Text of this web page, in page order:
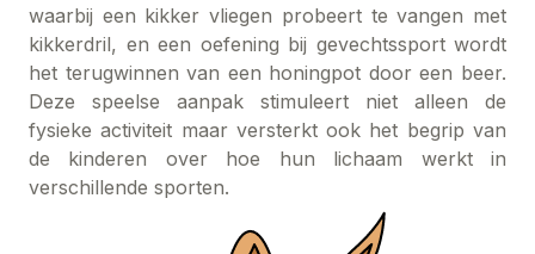
waarbij een kikker vliegen probeert te vangen met
kikkerdril, en een oefening bij gevechtssport wordt
het terugwinnen van een honingpot door een beer.
Deze speelse aanpak stimuleert niet alleen de
fysieke activiteit maar versterkt ook het begrip van
de kinderen over hoe hun lichaam werkt in
verschillende sporten.